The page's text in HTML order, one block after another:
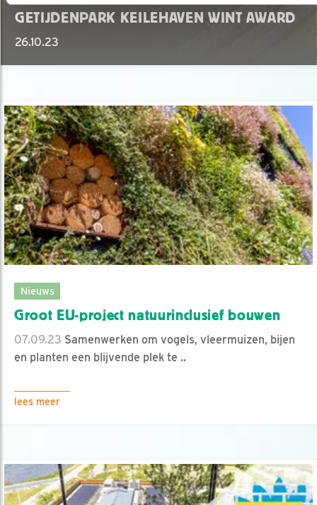
GETIJDENPARK KEILEHAVEN WINT AWARD
26.10.23
Nieuws
Groot EU-project natuurinclusief bouwen
07.09.23 Samenwerken om vogels, vleermuizen, bijen
en planten een blijvende plek te ..
lees meer